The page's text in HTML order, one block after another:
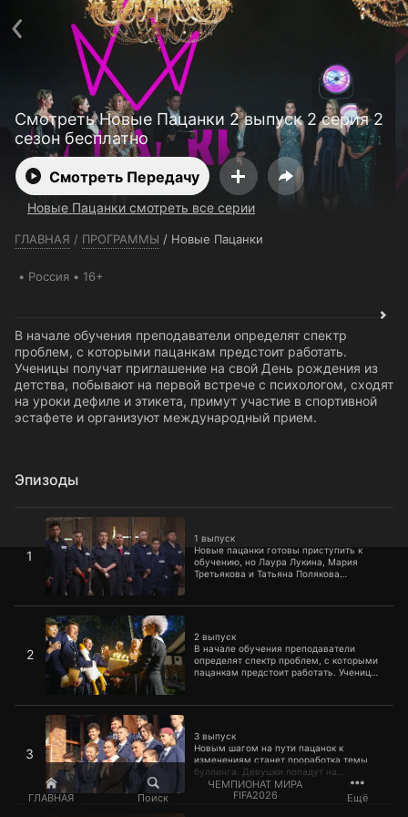
ГЛАВНАЯ Поиск
ЧЕМПИОНАТ МИРА
FIFA2026
Ещё
Смотреть Новые Пацанки 2 выпуск 2 серия 2
сезон бесплатно
Смотреть Передачу
Новые Пацанки смотреть все серии
ГЛАВНАЯ / ПРОГРАММЫ / Новые Пацанки
Россия 16+
В начале обучения преподаватели определят спектр
проблем, с которыми пацанкам предстоит работать.
Ученицы получат приглашение на свой День рождения из
детства, побывают на первой встрече с психологом, сходят
на уроки дефиле и этикета, примут участие в спортивной
эстафете и организуют международный прием.
Эпизоды
1
1 выпуск
Новые пацанки готовы приступить к
обучению, но Лаура Лукина, Мария
Третьякова и Татьяна Полякова
Преподаватели узнают, способны ли
могут ли они работать в команде, что
сделало участниц такими
агрессивными и говорят ли они правду.
1 выпуск
2
2 выпуск
В начале обучения преподаватели
определят спектр проблем, с которыми
пацанкам предстоит работать. Ученицы
первой встрече с психологом, сходят на
в спортивной эстафете и организуют
международный прием.
2 выпуск
3
3 выпуск
Новым шагом на пути пацанок к
изменениям станет проработка темы
буллинга. Девушки попадут на
выпускной, чтобы вспомнить о своих
школьных временах, научатся
противостоять виртуальному хейтингу,
3 выпуск
Телефон поддержки:+7 (727) 323 10 92
Пользовательское соглашение
Политика конфиденциальности
Открыть приложение
Ввести промокод